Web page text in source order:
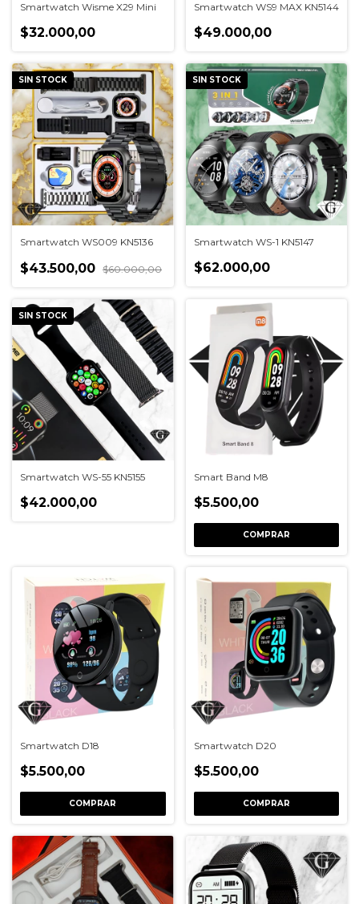
Smartwatch Wisme X29 Mini
$32.000,00
Smartwatch WS9 MAX KN5144
$49.000,00
SIN STOCK
Smartwatch WS009 KN5136
$43.500,00 $60.000,00
SIN STOCK
Smartwatch WS-1 KN5147
$62.000,00
SIN STOCK
Smartwatch WS-55 KN5155
$42.000,00
Smart Band M8
$5.500,00
COMPRAR
Smartwatch D18
$5.500,00
COMPRAR
Smartwatch D20
$5.500,00
COMPRAR